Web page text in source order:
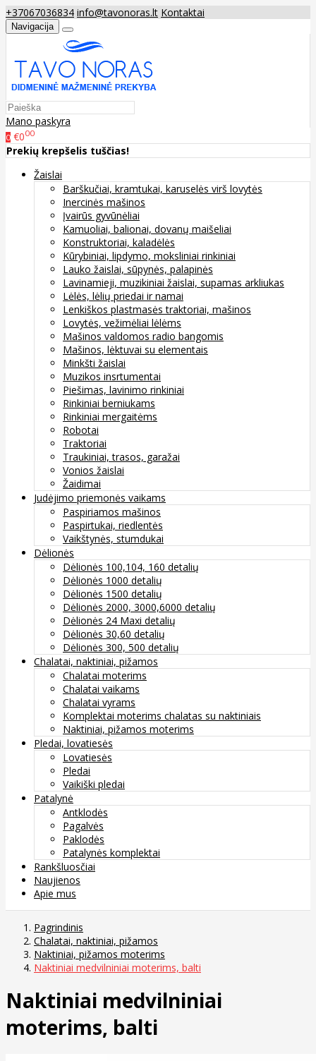
+37067036834 info@tavonoras.lt Kontaktai
Navigacija
Mano paskyra
0 €000
Prekių krepšelis tuščias!
Žaislai
Barškučiai, kramtukai, karuselės virš lovytės
Inercinės mašinos
Įvairūs gyvūnėliai
Kamuoliai, balionai, dovanų maišeliai
Konstruktoriai, kaladėlės
Kūrybiniai, lipdymo, moksliniai rinkiniai
Lauko žaislai, sūpynės, palapinės
Lavinamieji, muzikiniai žaislai, supamas arkliukas
Lėlės, lėlių priedai ir namai
Lenkiškos plastmasės traktoriai, mašinos
Lovytės, vežimėliai lėlėms
Mašinos valdomos radio bangomis
Mašinos, lėktuvai su elementais
Minkšti žaislai
Muzikos insrtumentai
Piešimas, lavinimo rinkiniai
Rinkiniai berniukams
Rinkiniai mergaitėms
Robotai
Traktoriai
Traukiniai, trasos, garažai
Vonios žaislai
Žaidimai
Judėjimo priemonės vaikams
Paspiriamos mašinos
Paspirtukai, riedlentės
Vaikštynės, stumdukai
Dėlionės
Dėlionės 100,104, 160 detalių
Dėlionės 1000 detalių
Dėlionės 1500 detalių
Dėlionės 2000, 3000,6000 detalių
Dėlionės 24 Maxi detalių
Dėlionės 30,60 detalių
Dėlionės 300, 500 detalių
Chalatai, naktiniai, pižamos
Chalatai moterims
Chalatai vaikams
Chalatai vyrams
Komplektai moterims chalatas su naktiniais
Naktiniai, pižamos moterims
Pledai, lovatiesės
Lovatiesės
Pledai
Vaikiški pledai
Patalynė
Antklodės
Pagalvės
Paklodės
Patalynės komplektai
Rankšluosčiai
Naujienos
Apie mus
Pagrindinis
Chalatai, naktiniai, pižamos
Naktiniai, pižamos moterims
Naktiniai medvilniniai moterims, balti
Naktiniai medvilniniai
moterims, balti